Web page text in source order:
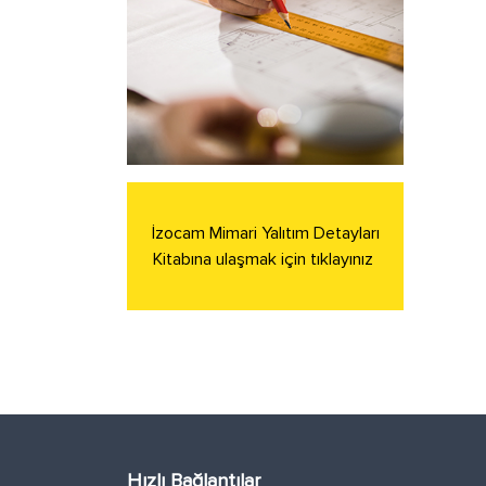
İzocam Mimari Yalıtım Detayları
Kitabına ulaşmak için tıklayınız
Hızlı Bağlantılar